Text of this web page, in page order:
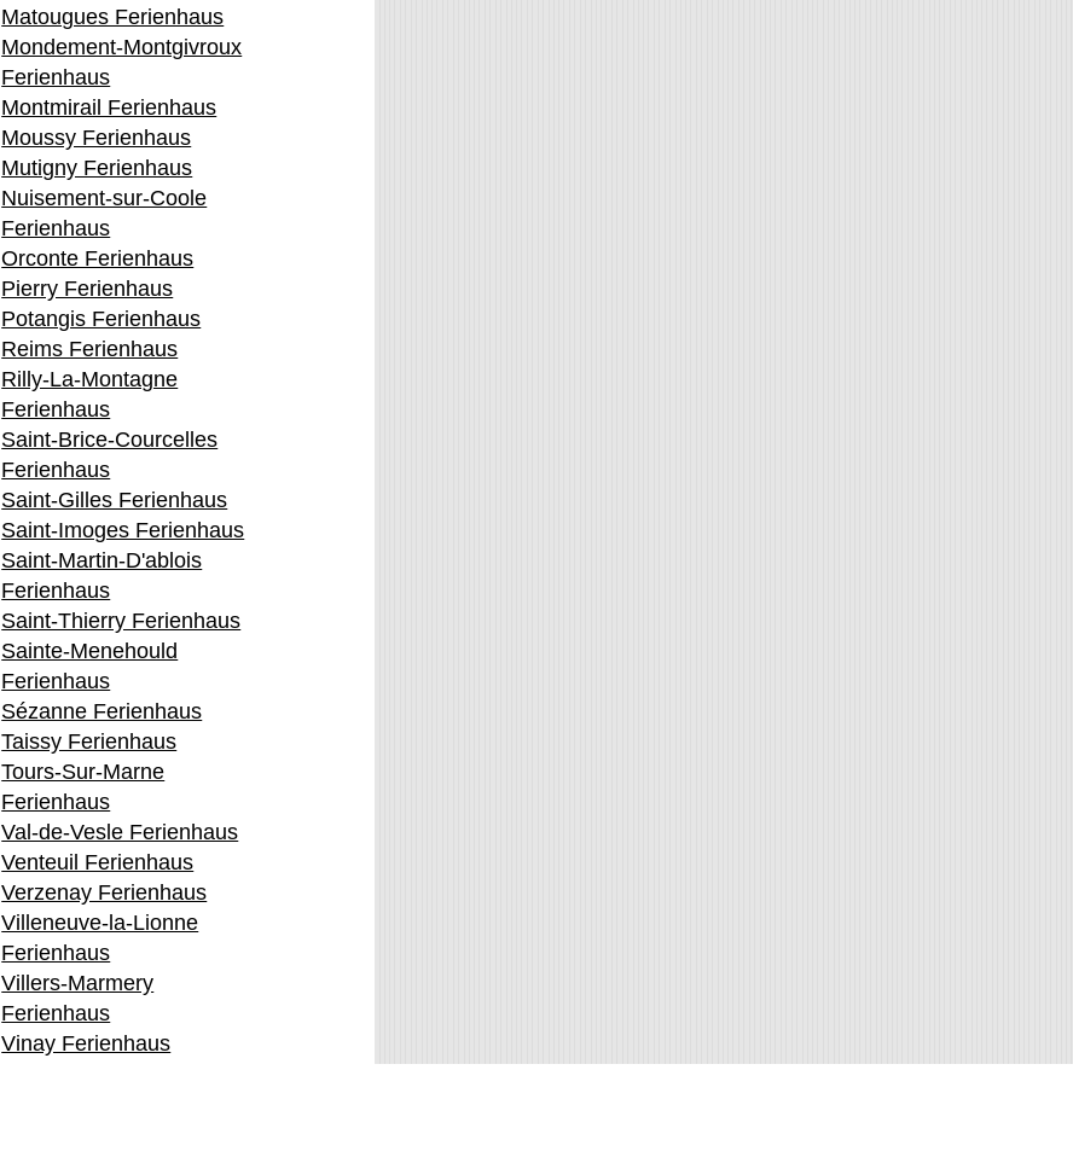
Matougues Ferienhaus
Mondement-Montgivroux
Ferienhaus
Montmirail Ferienhaus
Moussy Ferienhaus
Mutigny Ferienhaus
Nuisement-sur-Coole
Ferienhaus
Orconte Ferienhaus
Pierry Ferienhaus
Potangis Ferienhaus
Reims Ferienhaus
Rilly-La-Montagne
Ferienhaus
Saint-Brice-Courcelles
Ferienhaus
Saint-Gilles Ferienhaus
Saint-Imoges Ferienhaus
Saint-Martin-D'ablois
Ferienhaus
Saint-Thierry Ferienhaus
Sainte-Menehould
Ferienhaus
Sézanne Ferienhaus
Taissy Ferienhaus
Tours-Sur-Marne
Ferienhaus
Val-de-Vesle Ferienhaus
Venteuil Ferienhaus
Verzenay Ferienhaus
Villeneuve-la-Lionne
Ferienhaus
Villers-Marmery
Ferienhaus
Vinay Ferienhaus